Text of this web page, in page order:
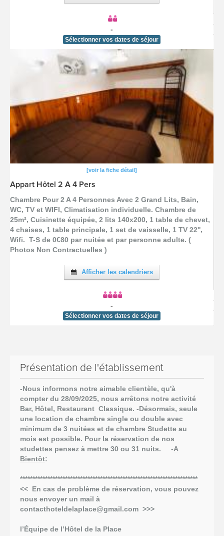
-
Sélectionner vos dates de séjour
[voir la fiche détail]
Appart Hôtel 2 A 4 Pers
Chambre Pour 2 A 4 Personnes Avec 2 Grand Lits, Bain,
WC, TV et WIFI, Climatisation individuelle. Chambre de
25m², Cuisinette équipée, 2 lits 140x200, 1 table de chevet,
4 chaises, 1 table principale, 1 set de vaisselle, 1 TV 22'',
Wifi. T-S de 0€80 par nuitée et par personne adulte. (
Photos Non Contractuelles )
Afficher les calendriers
-
Sélectionner vos dates de séjour
Présentation de l'établissement
-Nous informons notre aimable clientèle, qu'à
compter du 28/09/2025, nous arrêtons notre activité
Bar, Hôtel, Restaurant Classique. -Désormais, seule
une location de chambre single ou double avec
minimum de 3 nuitées et de chambre Studette au
mois est possible. Pour la réservation de nos
studettes pensez à mettre 30 ou 31 nuits. -A
Bientôt:
***********************************************************************
<< En cas de problème de réservation, vous pouvez
nous envoyer un mail à
contacthoteldelaplace@gmail.com >>>
l’Équipe de l’Hôtel de la Place